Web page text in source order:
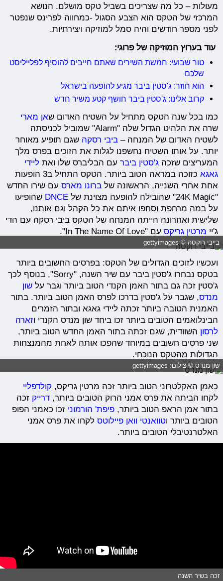
מעולות – כל מה שצריכים בשביל טקס מושלם. הנושא
המרכזי של הטקס הוא הצבע הסגול -כמחווה לפרינס שנפטר
לפני מספר חודשים והיה סמל למוזיקה ויצירתיות.
עוד בערוץ המוזיקה של פרוגי:
טור שבועי: חמשת השירים שאתם חייבים להוסיף לפלייליסט
שלכם
הוא חוזר: ג'סטין ביבר מגיע להופעה בישראל
קרוב אלינו: ג'סטין ביבר חושף קטע משיר חדש
כמו בכל שנה הטקס מתחיל על השטיח האדום שאן מארי
שרה את הלהיט הגדול שלה "Alarm" שמוביל לכניסתה
לשטיח האדום של המנחה –ביבי רסקה שגם תופיע מאוחר
יותר. על אותו השטיח נחשפנו לגלות את הזוכים בפרס מלך
המעריצים שזכהג'סטין ביבר עם הבליברס שלו ואתליידי
גאגא
כזוכה במראה הטוב ביותר. הטקס התחיל ב3 הופעות
אחת אחרי השנייה, הראשונה שלברונו מארס עם שירו החדש
"24K Magic" שהובילה להופעה מצוינת של
DNCE שהופיעו
על במה מרחפת וסחפו איתם את כל הקהל וגם אותנו,
שלישית ואחרונה הייתה המנחה של הטקס ביבי רסקה עם הדי
ג'יי מרטין גריקס עם "In The Name Of Love".
בייבי רוקסה © gettyimages
ועכשיו לזוכים הגדולים של הטקס: בפרסים החשובים ביותר
בטקס נבחרו ג'סטין ביבר עם שיר השנה, "Sorry", בנוסף לכך
ג'סטין זכה גם בתור האמן הקנדי הטוב ביותר וגבר עלשון
מנדס, שגבר על ג'סטין בדרכו לפרס האמן הטוב ביותר. בתור
האמנית הטובה ביותר זכתה ליידי גאגא ובתור הזמרים
הבינלואמים הטובים ביותר זכו ביחד שון מנדס הקנדי וזארה
לרסון השוודית, שגם זכתה בתור האמן החדש הטוב ביותר,
שני פרסים חשובים במיוחד שהפכו אותה לאחת מהמנצחות
הגדולות מהטקס הנוכחי.
שון מנדס © צילום: gettyimages
כאמן האקלטרוני הטוב ביותר זכה מרטין גריקס, קולדפליי
לקחו הביתה את פרס אמני הרוק הטובים ביותר,דרייק זכה
בתור אמן הראפ הטוב ביותר,פיפת' הורמוניזכו כאמני הפופ
הטובים ביותר וטוואנטי וואן פיילוטס לקחו את פרס אמני
האלטרנטיבלי הטובים ביותר.
זכה בשיר השנה